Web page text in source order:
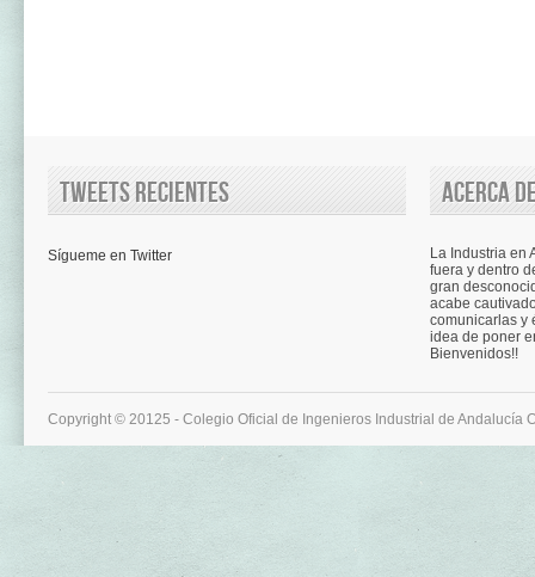
Tweets recientes
Sígueme en Twitter
Acerca
La Industria en
fuera y dentro
gran
acabe
comunicarlas y
idea de poner
Bienvenidos!!
Copyright © 20125 - Colegio Oficial de Ingenieros Industrial de Andalucía